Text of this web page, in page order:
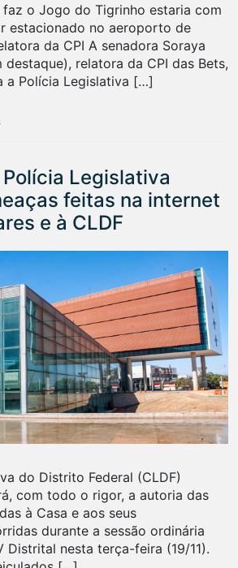
faz o Jogo do Tigrinho estaria com
estacionado no aeroporto de
da CPI A senadora Soraya
relatora da CPI das Bets,
a Polícia Legislativa […]
Legislativa
feitas na internet
e à CLDF
do Distrito Federal (CLDF)
com todo o rigor, a autoria das
à Casa e aos seus
durante a sessão ordinária
Distrital nesta terça-feira (19/11).